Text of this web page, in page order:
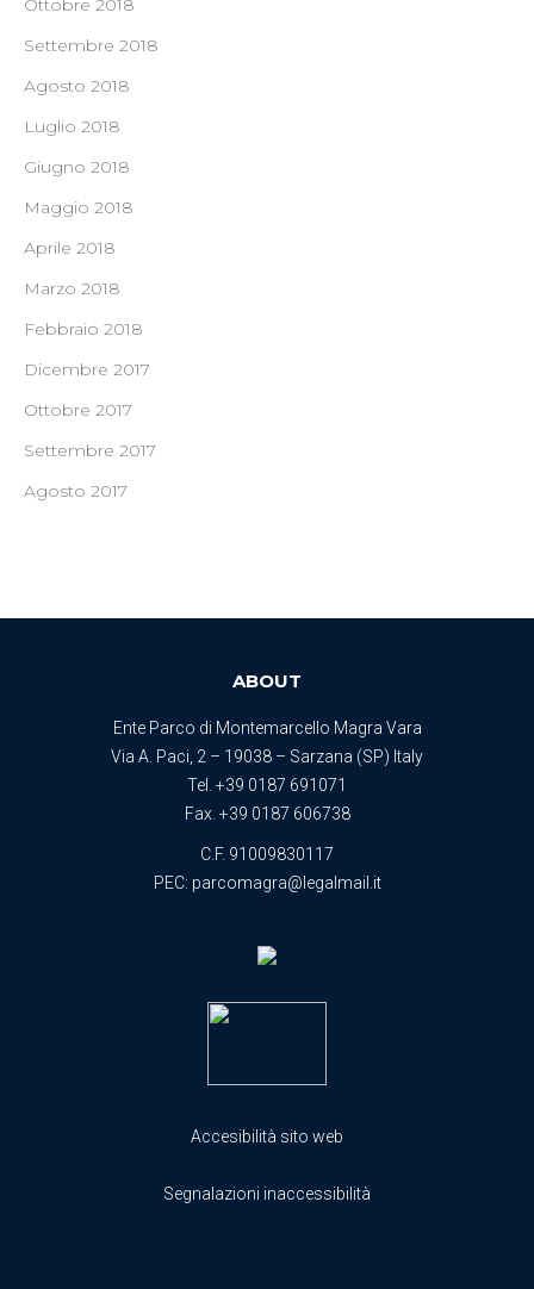
Ottobre 2018
Settembre 2018
Agosto 2018
Luglio 2018
Giugno 2018
Maggio 2018
Aprile 2018
Marzo 2018
Febbraio 2018
Dicembre 2017
Ottobre 2017
Settembre 2017
Agosto 2017
ABOUT
Ente Parco di Montemarcello Magra Vara
Via A. Paci, 2 – 19038 – Sarzana (SP) Italy
Tel. +39 0187 691071
Fax. +39 0187 606738
C.F. 91009830117
PEC: parcomagra@legalmail.it
Accesibilità sito web
Segnalazioni inaccessibilità